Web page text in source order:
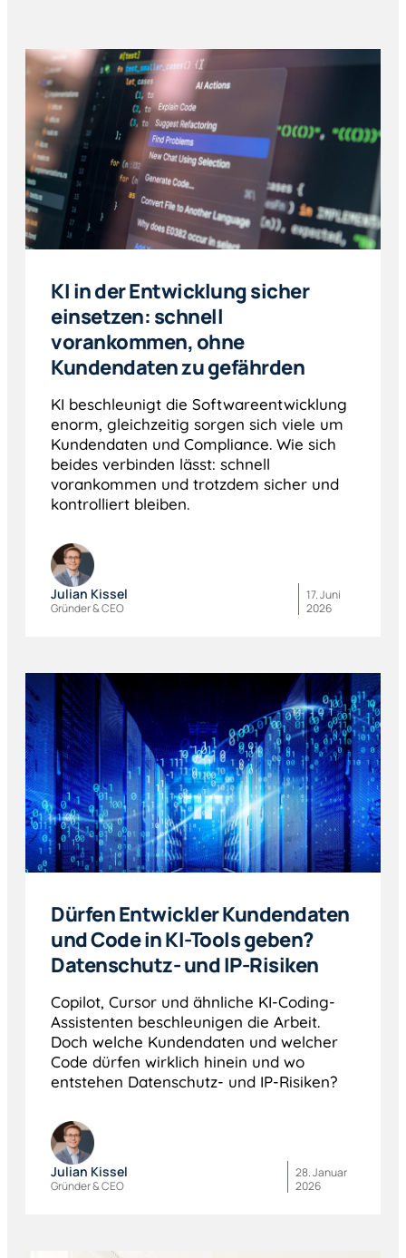
KI in der Entwicklung sicher
einsetzen: schnell
vorankommen, ohne
Kundendaten zu gefährden
KI beschleunigt die Softwareentwicklung
enorm, gleichzeitig sorgen sich viele um
Kundendaten und Compliance. Wie sich
beides verbinden lässt: schnell
vorankommen und trotzdem sicher und
kontrolliert bleiben.
Julian Kissel
Gründer & CEO
17. Juni
2026
Dürfen Entwickler Kundendaten
und Code in KI-Tools geben?
Datenschutz- und IP-Risiken
Copilot, Cursor und ähnliche KI-Coding-
Assistenten beschleunigen die Arbeit.
Doch welche Kundendaten und welcher
Code dürfen wirklich hinein und wo
entstehen Datenschutz- und IP-Risiken?
Julian Kissel
Gründer & CEO
28. Januar
2026